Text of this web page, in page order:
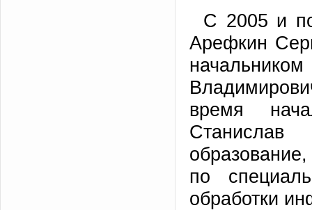
С 2005 и
Арефкин
время
по
обработки